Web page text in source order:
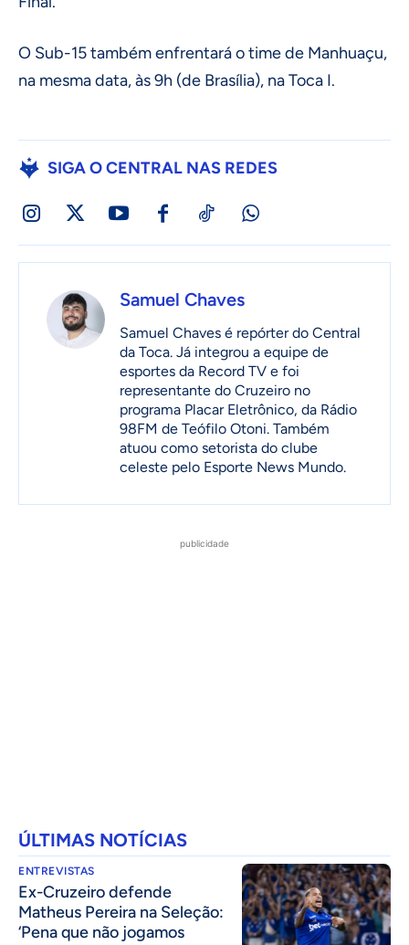
O Sub-15 também enfrentará o time de Manhuaçu,
na mesma data, às 9h (de Brasília), na Toca I.
SIGA O CENTRAL NAS REDES
Samuel Chaves
Samuel Chaves é repórter do Central
da Toca. Já integrou a equipe de
esportes da Record TV e foi
representante do Cruzeiro no
programa Placar Eletrônico, da Rádio
98FM de Teófilo Otoni. Também
atuou como setorista do clube
celeste pelo Esporte News Mundo.
publicidade
ÚLTIMAS NOTÍCIAS
ENTREVISTAS
Ex-Cruzeiro defende
Matheus Pereira na Seleção:
‘Pena que não jogamos